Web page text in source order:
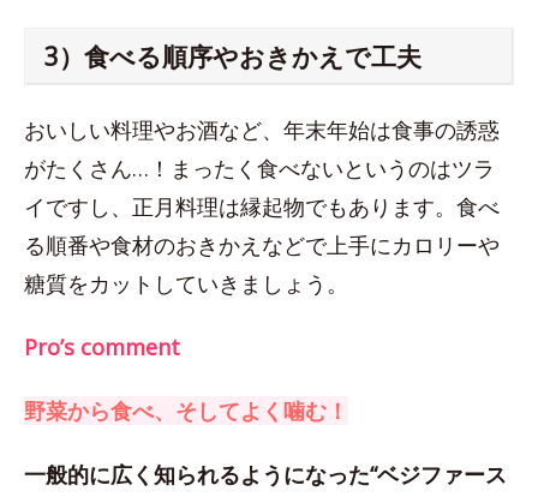
3）食べる順序やおきかえで工夫
おいしい料理やお酒など、年末年始は食事の誘惑
がたくさん…！まったく食べないというのはツラ
イですし、正月料理は縁起物でもあります。食べ
る順番や食材のおきかえなどで上手にカロリーや
糖質をカットしていきましょう。
Pro’s comment
野菜から食べ、そしてよく噛む！
一般的に広く知られるようになった“ベジファース